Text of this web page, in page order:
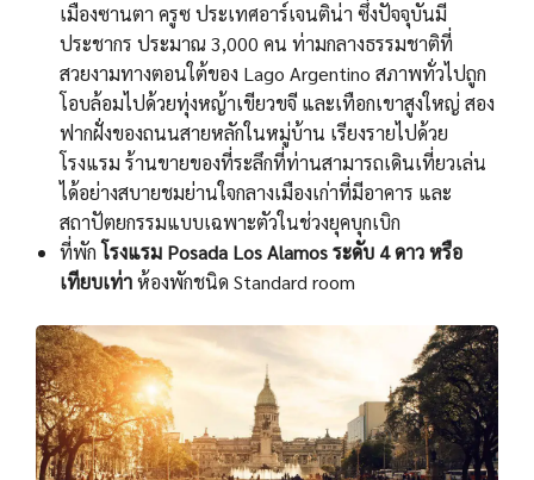
เมืองซานตา ครูซ ประเทศอาร์เจนติน่า ซึ่งปัจจุบันมี
ประชากร ประมาณ 3,000 คน ท่ามกลางธรรมชาติที่
สวยงามทางตอนใต้ของ Lago Argentino สภาพทั่วไปถูก
โอบล้อมไปด้วยทุ่งหญ้าเขียวขจี และเทือกเขาสูงใหญ่ สอง
ฟากฝั่งของถนนสายหลักในหมู่บ้าน เรียงรายไปด้วย
โรงแรม ร้านขายของที่ระลึกที่ท่านสามารถเดินเที่ยวเล่น
ได้อย่างสบายชมย่านใจกลางเมืองเก่าที่มีอาคาร และ
สถาปัตยกรรมแบบเฉพาะตัวในช่วงยุคบุกเบิก
ที่พัก โรงแรม Posada Los Alamos ระดับ 4 ดาว หรือ
เทียบเท่าห้องพักชนิด Standard room